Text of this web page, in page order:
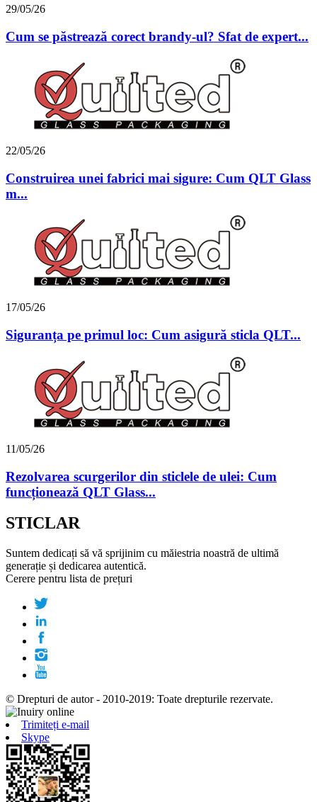
29/05/26
Cum se păstrează corect brandy-ul? Sfat de expert...
22/05/26
Construirea unei fabrici mai sigure: Cum QLT Glass
m...
17/05/26
Siguranța pe primul loc: Cum asigură sticla QLT...
11/05/26
Rezolvarea scurgerilor din sticlele de ulei: Cum
funcționează QLT Glass...
STICLAR
Suntem dedicați să vă sprijinim cu măiestria noastră de ultimă
generație și dedicarea autentică.
Cerere pentru lista de prețuri
© Drepturi de autor - 2010-2019: Toate drepturile rezervate.
Trimiteți e-mail
Skype